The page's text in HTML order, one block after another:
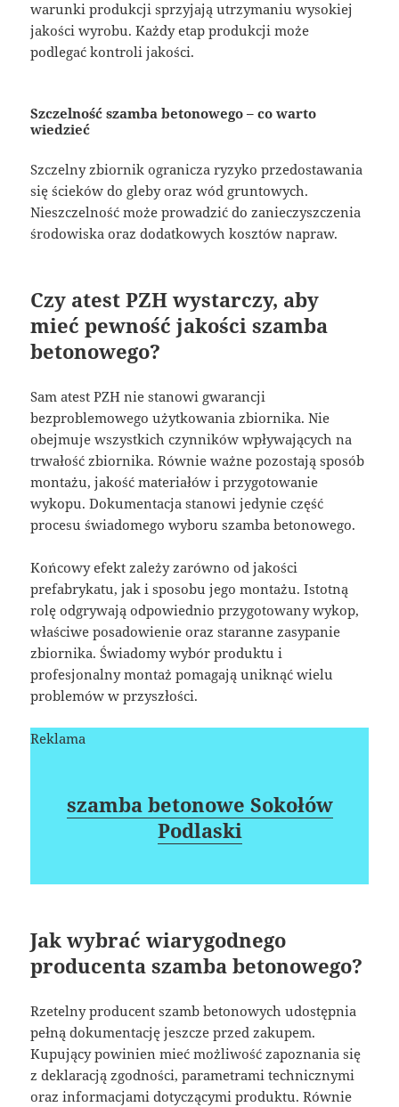
warunki produkcji sprzyjają utrzymaniu wysokiej
jakości wyrobu. Każdy etap produkcji może
podlegać kontroli jakości.
Szczelność szamba betonowego – co warto
wiedzieć
Szczelny zbiornik ogranicza ryzyko przedostawania
się ścieków do gleby oraz wód gruntowych.
Nieszczelność może prowadzić do zanieczyszczenia
środowiska oraz dodatkowych kosztów napraw.
Czy atest PZH wystarczy, aby
mieć pewność jakości szamba
betonowego?
Sam atest PZH nie stanowi gwarancji
bezproblemowego użytkowania zbiornika. Nie
obejmuje wszystkich czynników wpływających na
trwałość zbiornika. Równie ważne pozostają sposób
montażu, jakość materiałów i przygotowanie
wykopu. Dokumentacja stanowi jedynie część
procesu świadomego wyboru szamba betonowego.
Końcowy efekt zależy zarówno od jakości
prefabrykatu, jak i sposobu jego montażu. Istotną
rolę odgrywają odpowiednio przygotowany wykop,
właściwe posadowienie oraz staranne zasypanie
zbiornika. Świadomy wybór produktu i
profesjonalny montaż pomagają uniknąć wielu
problemów w przyszłości.
Reklama
szamba betonowe Sokołów
Podlaski
Jak wybrać wiarygodnego
producenta szamba betonowego?
Rzetelny producent szamb betonowych udostępnia
pełną dokumentację jeszcze przed zakupem.
Kupujący powinien mieć możliwość zapoznania się
z deklaracją zgodności, parametrami technicznymi
oraz informacjami dotyczącymi produktu. Równie